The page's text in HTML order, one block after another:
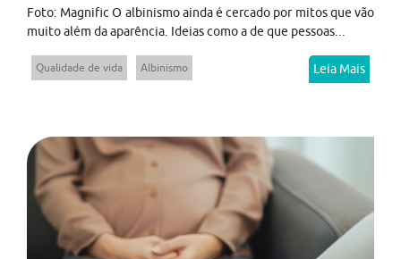
Foto: Magnific O albinismo ainda é cercado por mitos que vão
muito além da aparência. Ideias como a de que pessoas...
Qualidade de vida Albinismo Leia Mais